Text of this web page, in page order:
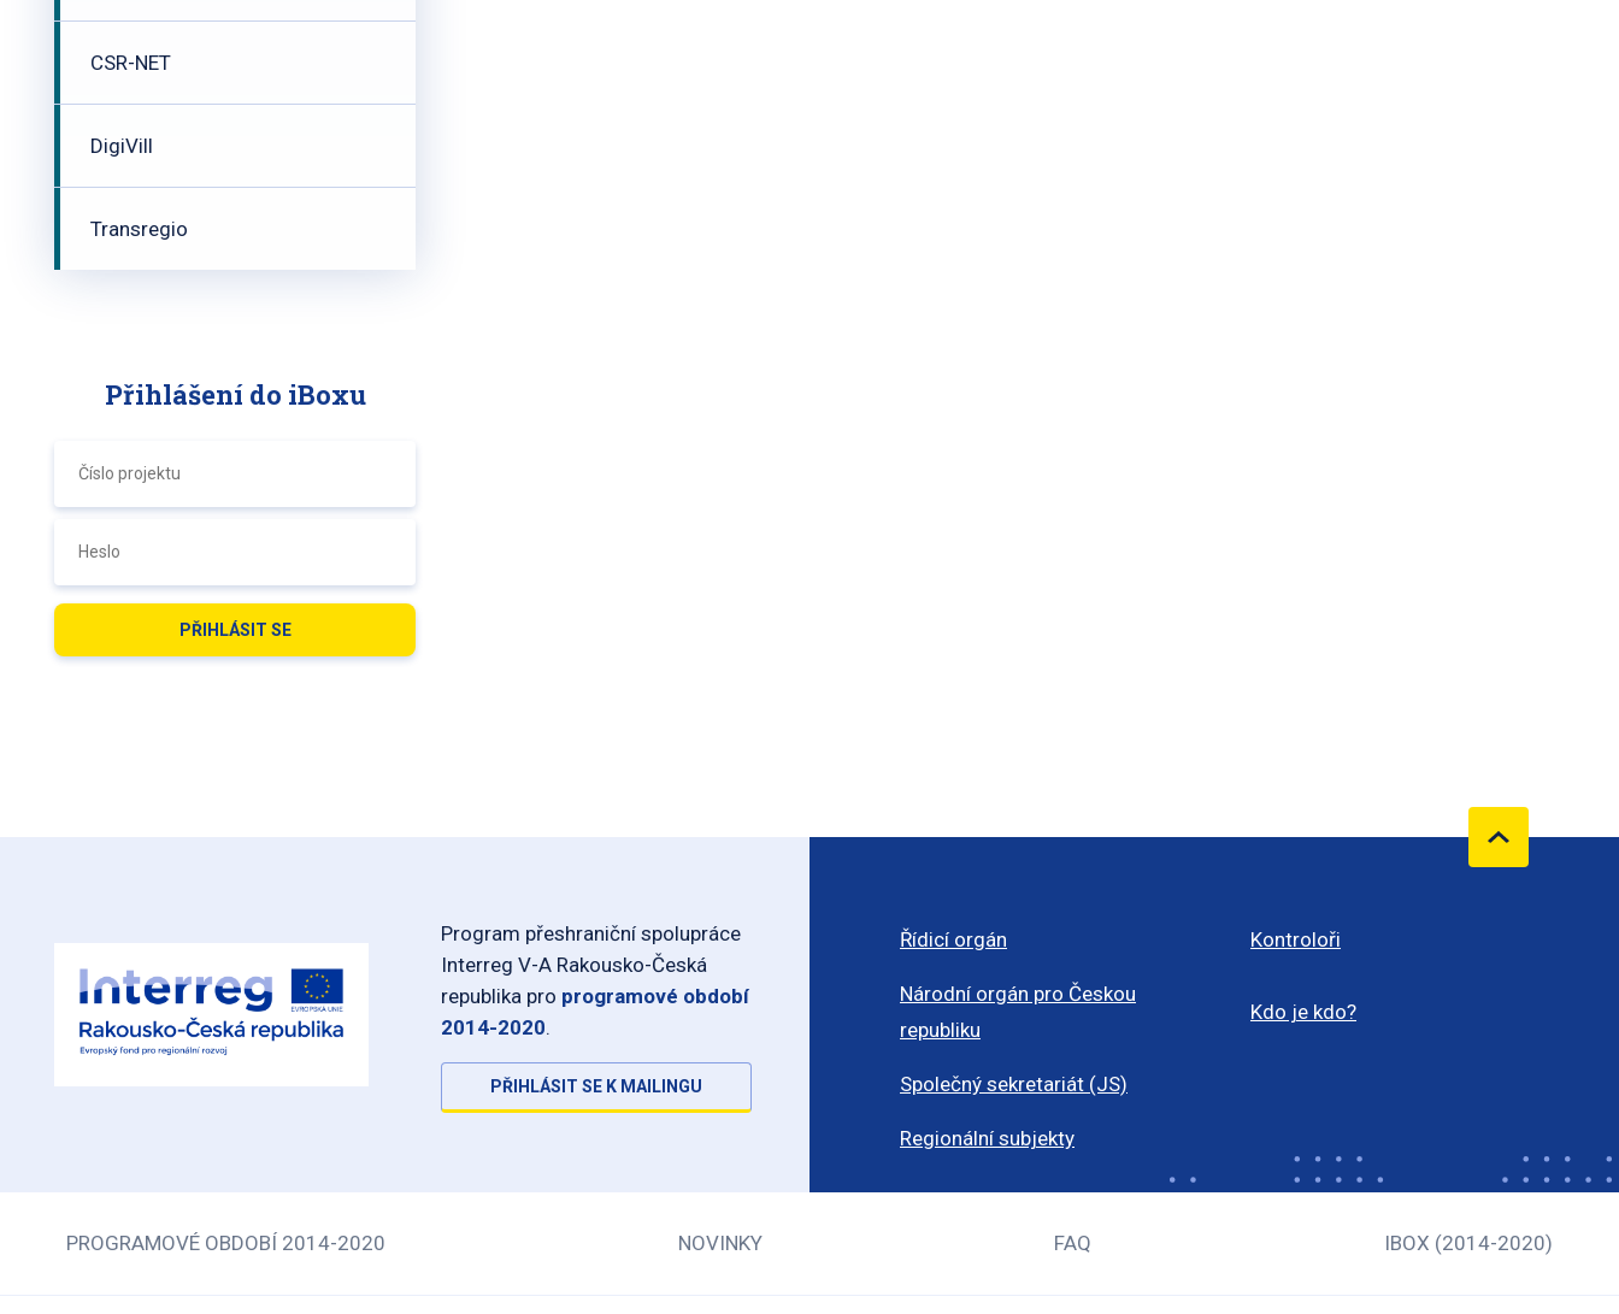
CSR-NET
DigiVill
Transregio
Přihlášení do iBoxu
Program přeshraniční spolupráce
Interreg V-A Rakousko-Česká
republika pro programové období
2014-2020.
PŘIHLÁSIT SE K MAILINGU
Řídicí orgán
Národní orgán pro Českou
republiku
Společný sekretariát (JS)
Regionální subjekty
Kontroloři
Kdo je kdo?
PROGRAMOVÉ OBDOBÍ 2014-2020 NOVINKY FAQ IBOX (2014-2020)